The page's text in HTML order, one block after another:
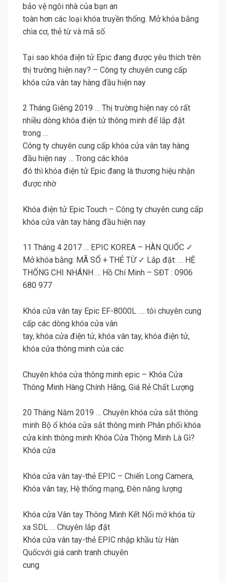
bảo vệ ngôi nhà của bạn an
toàn hơn các loại khóa truyền thống. Mở khóa bằng
chìa cơ, thẻ từ và mã số.
Tại sao khóa điện tử Epic đang được yêu thích trên
thị trường hiện nay? – Công ty chuyên cung cấp
khóa cửa vân tay hàng đầu hiện nay
2 Tháng Giêng 2019 … Thị trường hiện nay có rất
nhiều dòng khóa điện tử thông minh để lắp đặt
trong …
Công ty chuyên cung cấp khóa cửa vân tay hàng
đầu hiện nay … Trong các khóa
đó thì khóa điện tử Epic đang là thương hiệu nhận
được nhờ
Khóa điện tử Epic Touch – Công ty chuyên cung cấp
khóa cửa vân tay hàng đầu hiện nay
11 Tháng 4 2017 … EPIC KOREA – HÀN QUỐC ✓
Mở khóa bằng: MÃ SỐ + THẺ TỪ ✓ Lắp đặt: … HỆ
THỐNG CHI NHÁNH … Hồ Chí Minh – SĐT : 0906
680 977
Khóa cửa vân tay Epic EF-8000L …. tôi chuyên cung
cấp các dòng khóa cửa vân
tay, khóa cửa điện tử, khóa vân tay, khóa điện tử,
khóa cửa thông minh của các
Chuyên khóa cửa thông minh epic – Khóa Cửa
Thông Minh Hàng Chính Hãng, Giá Rẻ Chất Lượng
20 Tháng Năm 2019 … Chuyên khóa cửa sắt thông
minh Bộ ổ khóa cửa sắt thông minh Phân phối khóa
cửa kính thông minh Khóa Cửa Thông Minh Là Gì?
Khóa cửa
Khóa cửa vân tay-thẻ EPIC – Chiến Long Camera,
Khóa vân tay, Hệ thống mạng, Đèn năng lượng
Khóa cửa Vân tay Thông Minh Kết Nối mở khóa từ
xa SDL … Chuyên lắp đặt
Khóa cửa vân tay-thẻ EPIC nhập khầu từ Hàn
Quốcvới giá canh tranh chuyên
cung